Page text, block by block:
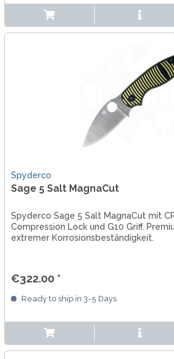
Spyderco
Sage 5 Salt MagnaCut
Spyderco Sage 5 Salt MagnaCut mit
Compression Lock und G10 Griff.
extremer Korrosionsbeständigkeit.
€322.00 *
Ready to ship in 3-5 Days